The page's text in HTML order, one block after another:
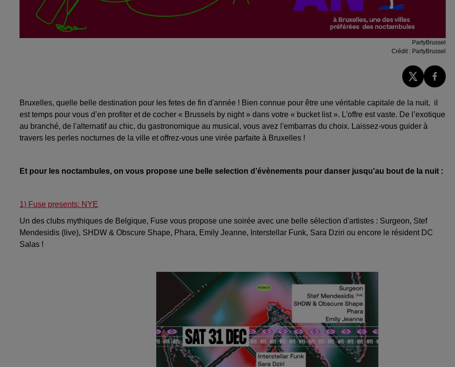
PartyBrussel
Crédit : PartyBrussel
Bruxelles, quelle belle destination pour les fetes de fin d'année ! Bien connue pour être une véritable capitale de la nuit, il
est temps pour vous d’en profiter et de cocher « Brussels by night » dans votre « bucket list ». L'offre est vaste. De l’exotique
au branché, de l'alternatif au chic, du gastronomique au musical, vous avez l'embarras du choix. Laissez-vous guider à
travers les perles nocturnes de la ville et offrez-vous une virée parfaite à Bruxelles !
Et pour les noctambules, on vous propose une belle selection d’évènements pour danser jusqu'au bout de la nuit :
1) Fuse presents: NYE
Un des clubs mythiques de Belgique, Fuse vous propose une soirée avec une belle sélection d'artistes : Surgeon, Stef
Mendesidis (live), SHDW & Obscure Shape, Phara, Emily Jeanne, Interstellar Funk, Sara Dziri ou encore le résident DC
Salas !